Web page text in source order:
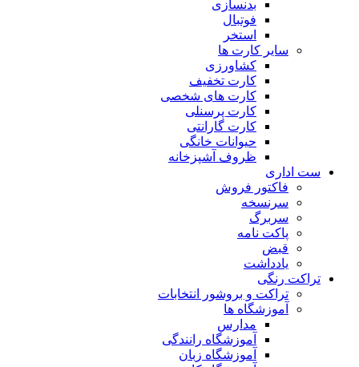
بدنسازی
فوتبال
استخر
سایر کارت ها
کشاورزی
کارت تخفیف
کارت های شخصی
کارت پرسنلی
کارت گارانتی
حیوانات خانگی
ظروف آشپزخانه
ست اداری
فاکتور فروش
سرنسخه
سربرگ
پاکت نامه
قبض
یادداشت
تراکت رنگی
تراکت و بروشور انتخابات
آموزشگاه ها
مدارس
آموزشگاه رانندگی
آموزشگاه زبان